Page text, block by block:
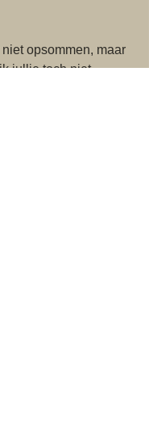
opsommen, maar
jullie toch niet